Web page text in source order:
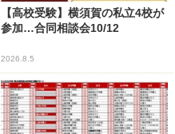
【高校受験】横須賀の私立4校が
参加…合同相談会10/12
2026.8.5